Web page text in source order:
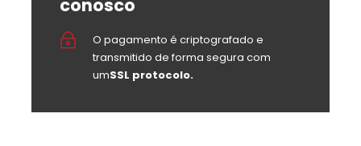
conosco
O pagamento é criptografado e
transmitido de forma segura com
umSSL protocolo.